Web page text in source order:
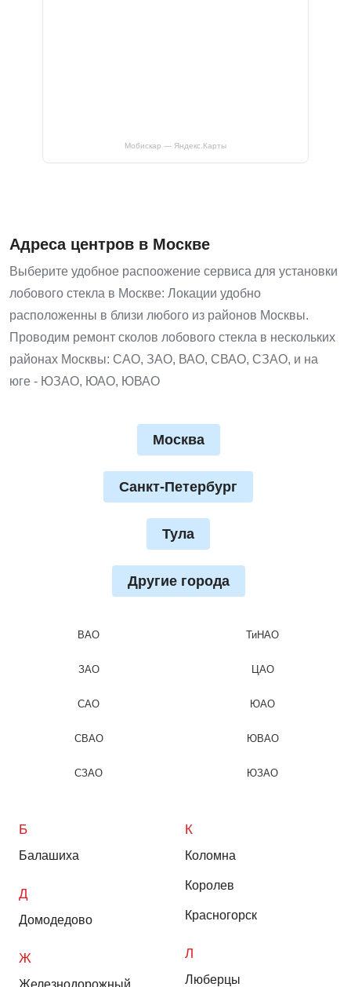
Мобискар — Яндекс.Карты
Адреса центров в Москве
Выберите удобное распоожение сервиса для установки
лобового стекла в Москве: Локации удобно
расположенны в близи любого из районов Москвы.
Проводим ремонт сколов лобового стекла в нескольких
районах Москвы: САО, ЗАО, ВАО, СВАО, СЗАО, и на
юге - ЮЗАО, ЮАО, ЮВАО
Москва
Санкт-Петербург
Тула
Другие города
ВАО
ЗАО
САО
СВАО
СЗАО
ТиНАО
ЦАО
ЮАО
ЮВАО
ЮЗАО
Б
Балашиха
Д
Домодедово
Ж
Железнодорожный
К
Коломна
Королев
Красногорск
Л
Люберцы